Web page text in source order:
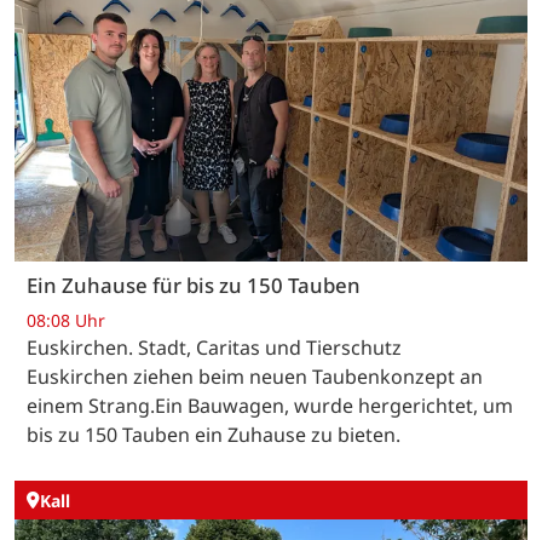
Ein Zuhause für bis zu 150 Tauben
08:08 Uhr
Euskirchen. Stadt, Caritas und Tierschutz
Euskirchen ziehen beim neuen Taubenkonzept an
einem Strang.Ein Bauwagen, wurde hergerichtet, um
bis zu 150 Tauben ein Zuhause zu bieten.
Kall